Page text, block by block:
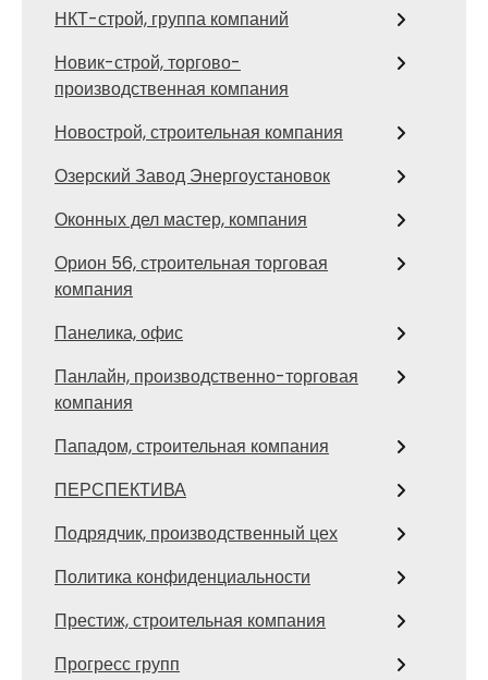
НКТ-строй, группа компаний
Новик-строй, торгово-
производственная компания
Новострой, строительная компания
Озерский Завод Энергоустановок
Оконных дел мастер, компания
Орион 56, строительная торговая
компания
Панелика, офис
Панлайн, производственно-торговая
компания
Пападом, строительная компания
ПЕРСПЕКТИВА
Подрядчик, производственный цех
Политика конфиденциальности
Престиж, строительная компания
Прогресс групп